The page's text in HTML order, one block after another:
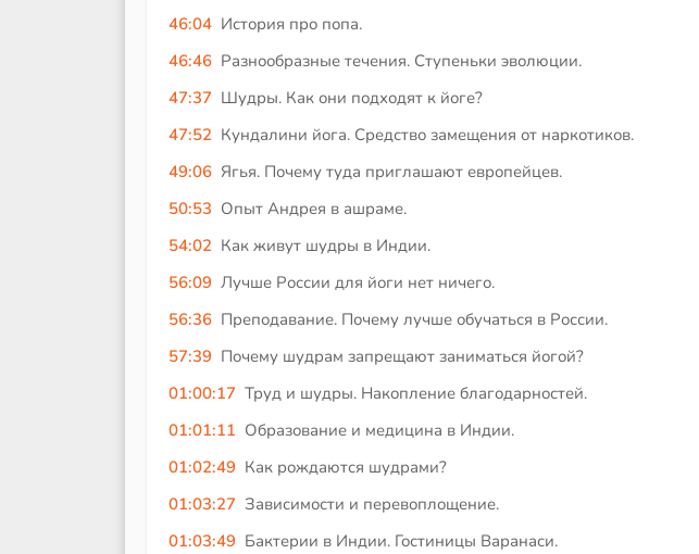
46:04 История про попа.
46:46 Разнообразные течения. Ступеньки эволюции.
47:37 Шудры. Как они подходят к йоге?
47:52 Кундалини йога. Средство замещения от наркотиков.
49:06 Ягья. Почему туда приглашают европейцев.
50:53 Опыт Андрея в ашраме.
54:02 Как живут шудры в Индии.
56:09 Лучше России для йоги нет ничего.
56:36 Преподавание. Почему лучше обучаться в России.
57:39 Почему шудрам запрещают заниматься йогой?
01:00:17 Труд и шудры. Накопление благодарностей.
01:01:11 Образование и медицина в Индии.
01:02:49 Как рождаются шудрами?
01:03:27 Зависимости и перевоплощение.
01:03:49 Бактерии в Индии. Гостиницы Варанаси.